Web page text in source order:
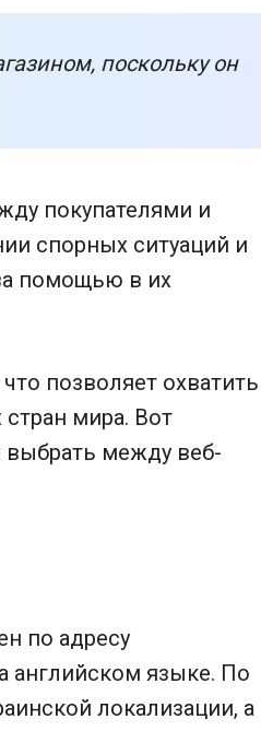
поскольку он
покупателями и
спорных ситуаций и
помощью в их
позволяет охватить
мира. Вот
выбрать между веб-
по адресу
английском языке. По
локализации, а